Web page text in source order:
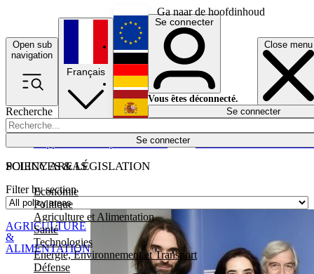
Ga naar de hoofdinhoud
Open sub
navigation
Close menu
Recherche
Se connecter
POLICY AREAS
Economie
Politique
Agriculture et Alimentation
Santé
Technologies
Energie, Environnement et Transport
Défense
Économie
Français
English
Deutsch
Español
Se connecter
Vous êtes déconnecté.
Se connecter
SCIENCES & LÉGISLATION
Filter by section
AGRICULTURE
&
ALIMENTATION